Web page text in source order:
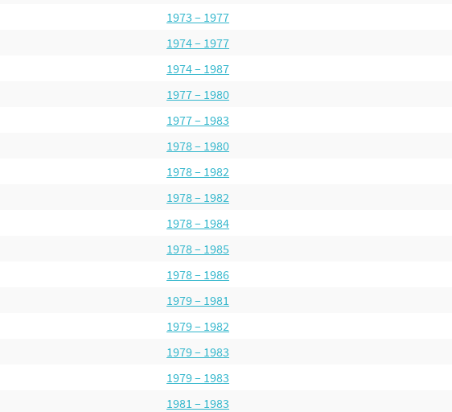
1973 – 1977
1974 – 1977
1974 – 1987
1977 – 1980
1977 – 1983
1978 – 1980
1978 – 1982
1978 – 1982
1978 – 1984
1978 – 1985
1978 – 1986
1979 – 1981
1979 – 1982
1979 – 1983
1979 – 1983
1981 – 1983